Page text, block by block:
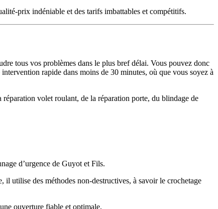
prix indéniable et des tarifs imbattables et compétitifs.
tous vos problèmes dans le plus bref délai. Vous pouvez donc
rapide dans moins de 30 minutes, où que vous soyez à
volet roulant, de la réparation porte, du blindage de
d’urgence de Guyot et Fils.
utilise des méthodes non-destructives, à savoir le crochetage
ouverture fiable et optimale.